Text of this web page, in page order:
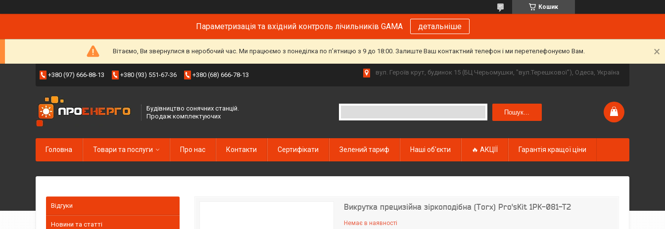
Кошик
Параметризація та вхідний контроль лічильників GAMA детальніше
Вітаємо, Ви звернулися в неробочий час. Ми працюємо з понеділка по пʼятницю з 9 до 18:00. Залиште Ваш контактний телефон і ми перетелефонуємо Вам.
+380 (97) 666-88-13 +380 (93) 551-67-36 +380 (68) 666-78-13 вул. Героїв крут, будинок 15 (БЦ Черьомушки, "вул.Терешкової"), Одеса, Україна
Будівництво сонячних станцій.
Продаж комплектуючих
Пошук...
Головна Товари та послуги Про нас Контакти Сертифікати Зелений тариф Наші об'єкти 🔥 АКЦІЇ Гарантія кращої ціни
Викрутка прецизійна зіркоподібна (Torx) Pro'sKit 1PK-081-T2
Немає в наявності
Відгуки
Новини та статті